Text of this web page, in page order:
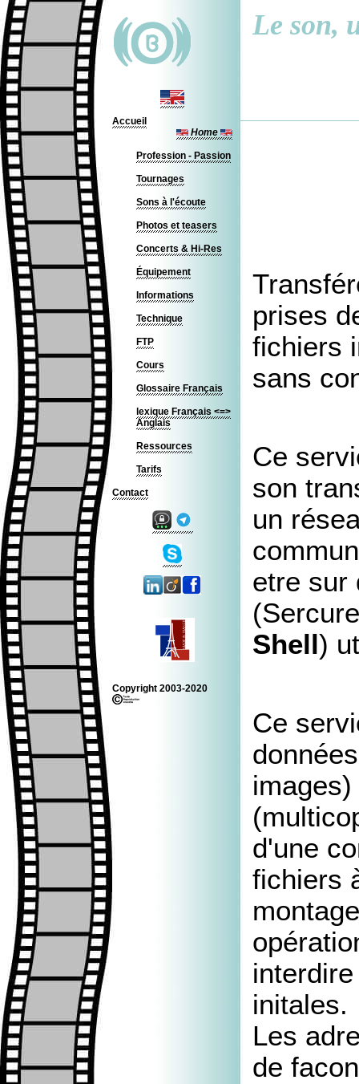
Accueil
Home
Profession - Passion
Tournages
Sons à l'écoute
Photos et teasers
Concerts & Hi-Res
Équipement
Informations
Technique
FTP
Cours
Glossaire Français
lexique Français <=>
Anglais
Ressources
Tarifs
Contact
Copyright 2003-2020
Le son,
prises
fichiers
sans
Ce
son
un
etre sur
Shell)
Ce
d'une
fichiers
initales.
Les
de